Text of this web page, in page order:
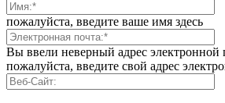
пожалуйста, введите ваше имя здесь
Вы ввели неверный адрес электронной
пожалуйста, введите свой адрес